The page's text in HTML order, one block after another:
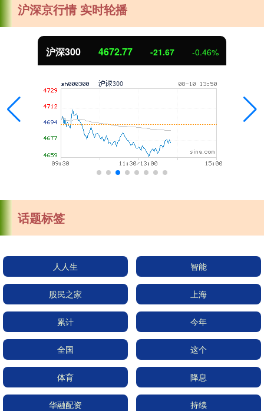
沪深京行情 实时轮播
沪深300 4672.77 -21.67 -0.46%
话题标签
人人生 智能
股民之家 上海
累计 今年
全国 这个
体育 降息
华融配资 持续